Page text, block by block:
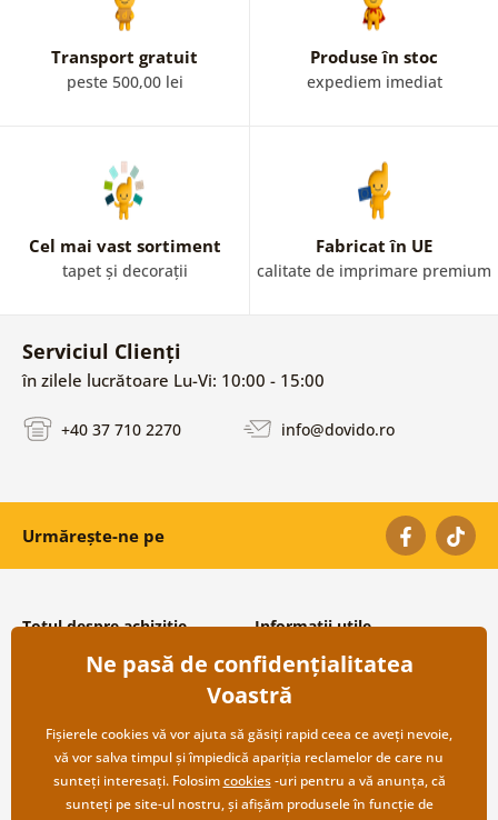
Transport gratuit
peste 500,00 lei
Produse în stoc
expediem imediat
Cel mai vast sortiment
tapet și decorații
Fabricat în UE
calitate de imprimare premium
Serviciul Clienți
în zilele lucrătoare Lu-Vi: 10:00 - 15:00
+40 37 710 2270 info@dovido.ro
Urmărește-ne pe
Totul despre achiziție
Condiții și termeni generali
Protecția datelor personale
Transport și modalități de plată
Returnare
Informații utile
Despre noi
Întrebări frecvente
Contacte
Cooperare angro
Ne pasă de confidențialitatea
Voastră
Fișierele cookies vă vor ajuta să găsiți rapid ceea ce aveți nevoie,
vă vor salva timpul și împiedică apariția reclamelor de care nu
sunteți interesați. Folosimcookies-uri pentru a vă anunța, că
sunteți pe site-ul nostru, și afișăm produsele în funcție de